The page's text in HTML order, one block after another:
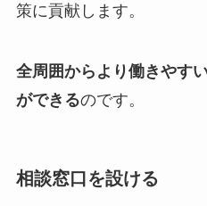
策に貢献します。
全周囲からより働きやす
ができるのです。
相談窓口を設ける